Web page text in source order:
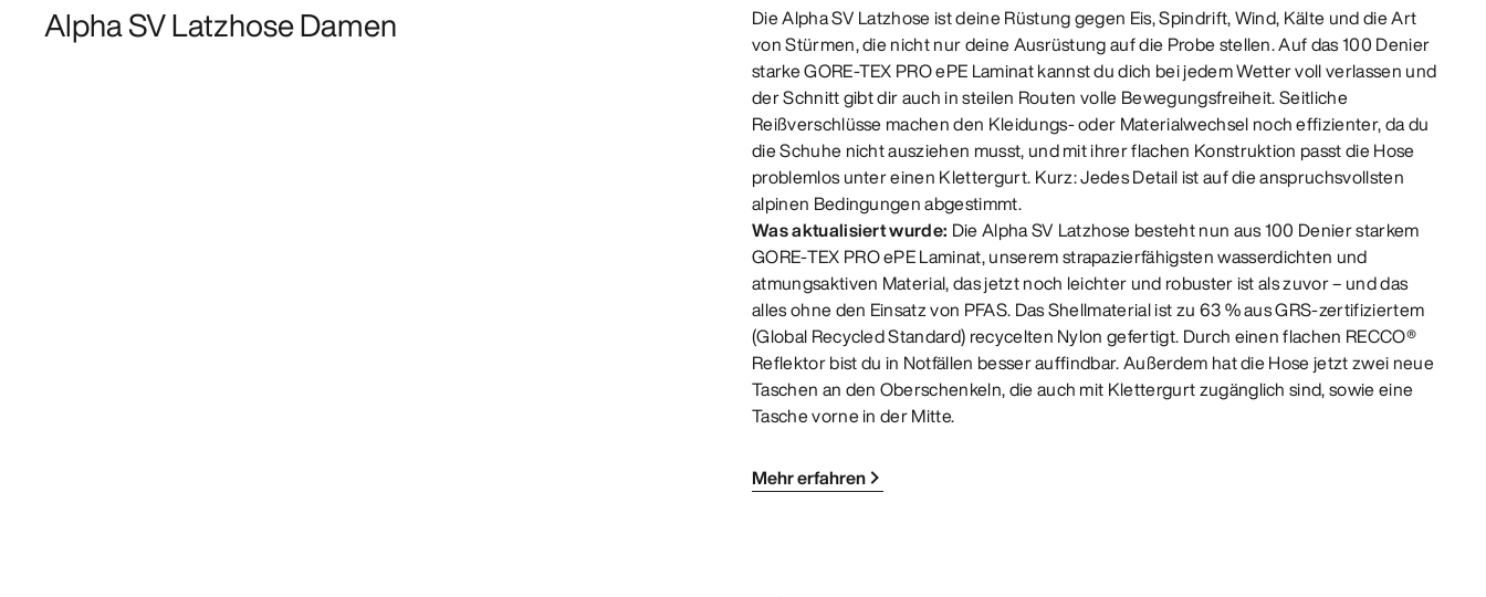
Alpha SV Latzhose Damen
Die Alpha SV Latzhose ist deine Rüstung gegen Eis, Spindrift, Wind, Kälte und die Art
von Stürmen, die nicht nur deine Ausrüstung auf die Probe stellen. Auf das 100 Denier
starke GORE-TEX PRO ePE Laminat kannst du dich bei jedem Wetter voll verlassen und
der Schnitt gibt dir auch in steilen Routen volle Bewegungsfreiheit. Seitliche
Reißverschlüsse machen den Kleidungs- oder Materialwechsel noch effizienter, da du
die Schuhe nicht ausziehen musst, und mit ihrer flachen Konstruktion passt die Hose
problemlos unter einen Klettergurt. Kurz: Jedes Detail ist auf die anspruchsvollsten
alpinen Bedingungen abgestimmt.
Was aktualisiert wurde: Die Alpha SV Latzhose besteht nun aus 100 Denier starkem
GORE-TEX PRO ePE Laminat, unserem strapazierfähigsten wasserdichten und
atmungsaktiven Material, das jetzt noch leichter und robuster ist als zuvor – und das
alles ohne den Einsatz von PFAS. Das Shellmaterial ist zu 63 % aus GRS-zertifiziertem
(Global Recycled Standard) recycelten Nylon gefertigt. Durch einen flachen RECCO®
Reflektor bist du in Notfällen besser auffindbar. Außerdem hat die Hose jetzt zwei neue
Taschen an den Oberschenkeln, die auch mit Klettergurt zugänglich sind, sowie eine
Tasche vorne in der Mitte.
Mehr erfahren